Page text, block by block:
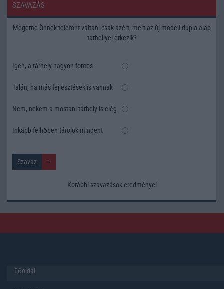
SZAVAZÁS
Megérné Önnek telefont váltani csak azért, mert az új modell dupla alap
tárhellyel érkezik?
Igen, a tárhely nagyon fontos
Talán, ha más fejlesztések is vannak
Nem, nekem a mostani tárhely is elég
Inkább felhőben tárolok mindent
Korábbi szavazások eredményei
Főoldal